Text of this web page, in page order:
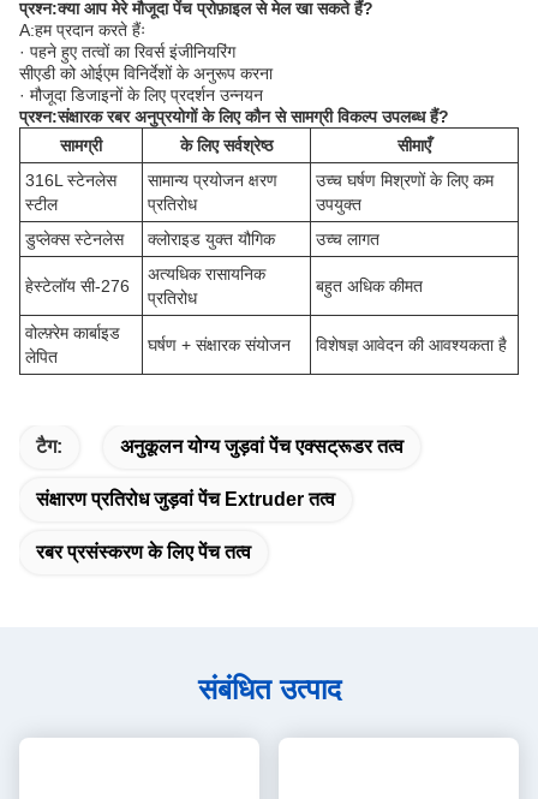
प्रश्न:क्या आप मेरे मौजूदा पेंच प्रोफ़ाइल से मेल खा सकते हैं?
A:हम प्रदान करते हैंः
· पहने हुए तत्वों का रिवर्स इंजीनियरिंग
सीएडी को ओईएम विनिर्देशों के अनुरूप करना
· मौजूदा डिजाइनों के लिए प्रदर्शन उन्नयन
प्रश्न:संक्षारक रबर अनुप्रयोगों के लिए कौन से सामग्री विकल्प उपलब्ध हैं?
सामग्री
के लिए सर्वश्रेष्ठ
सीमाएँ
316L स्टेनलेस
स्टील
सामान्य प्रयोजन क्षरण
प्रतिरोध
उच्च घर्षण मिश्रणों के लिए कम
उपयुक्त
डुप्लेक्स स्टेनलेस
क्लोराइड युक्त यौगिक उच्च लागत
हेस्टेलॉय सी-276
अत्यधिक रासायनिक
प्रतिरोध
बहुत अधिक कीमत
वोल्फ़्रेम कार्बाइड
लेपित
घर्षण + संक्षारक संयोजन विशेषज्ञ आवेदन की आवश्यकता है
टैग: अनुकूलन योग्य जुड़वां पेंच एक्सट्रूडर तत्व
संक्षारण प्रतिरोध जुड़वां पेंच Extruder तत्व
रबर प्रसंस्करण के लिए पेंच तत्व
संबंधित उत्पाद